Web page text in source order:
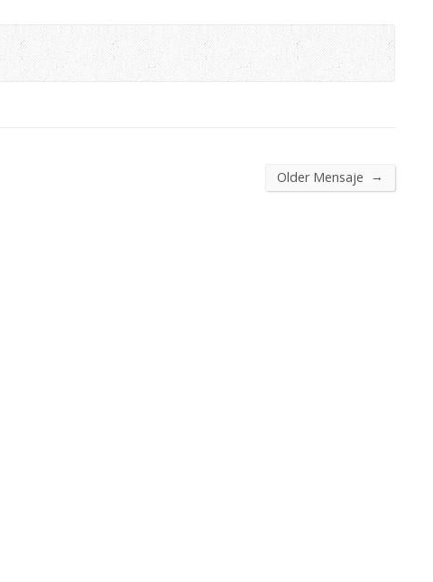
Older Mensaje →